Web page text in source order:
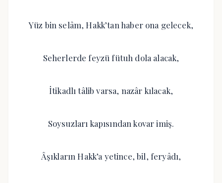
Yüz bin selâm, Hakk’tan haber ona gelecek,
Seherlerde feyzü fütuh dola alacak,
İtikadlı tâlib varsa, nazâr kılacak,
Soysuzları kapısından kovar imiş.
Âşıkların Hakk’a yetince, bil, feryâdı,